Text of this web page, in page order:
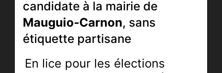
candidate à la mairie de
Mauguio-Carnon, sans
étiquette partisane
En lice pour les élections